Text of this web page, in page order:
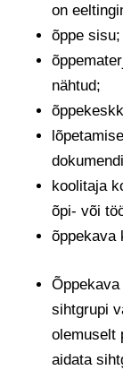
on
õppe
nähtud;
koolitaja
õpi- või
õppekava
sihtgrupi
olemuselt
aidata